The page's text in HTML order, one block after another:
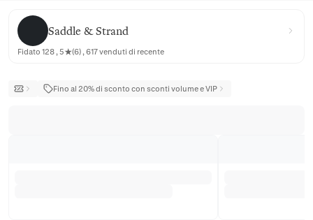
Saddle & Strand
Saddle & Strand
Fidato 128 , 5★(6) , 617 venduti di recente
Fino al 20% di sconto con sconti volume e VIP